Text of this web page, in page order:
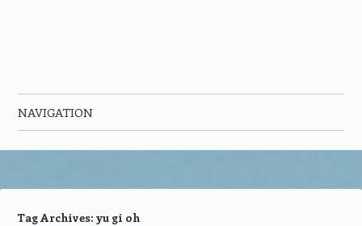
NAVIGATION
Tag Archives: yu gi oh